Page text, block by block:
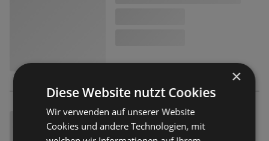
×
Diese Website nutzt Cookies
Wir verwenden auf unserer Website
Cookies und andere Technologien, mit